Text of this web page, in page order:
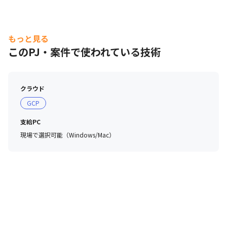
もっと見る
このPJ・案件で使われている技術
クラウド
GCP
支給PC
現場で選択可能（Windows/Mac）